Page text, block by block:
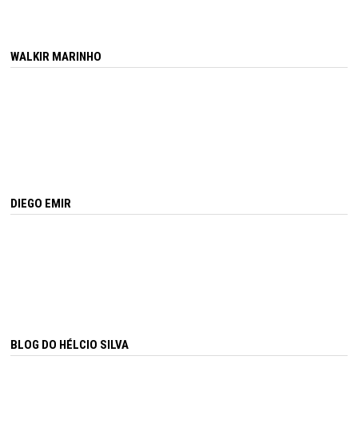
WALKIR MARINHO
DIEGO EMIR
BLOG DO HÉLCIO SILVA